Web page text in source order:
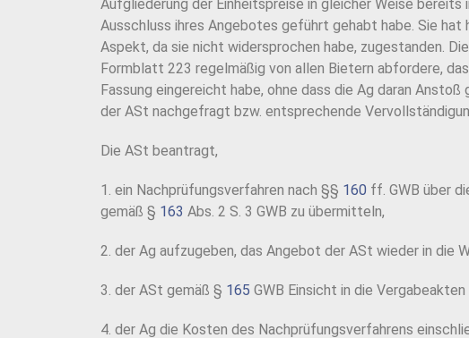
Aufgliederung der Einheitspreise in gleicher Weise
Ausschluss ihres Angebotes geführt gehabt habe. Sie hat
Aspekt, da sie nicht widersprochen habe, zugestanden.
Formblatt 223 regelmäßig von allen Bietern abfordere,
Fassung eingereicht habe, ohne dass die Ag daran
der ASt nachgefragt bzw. entsprechende
Die ASt beantragt,
1. ein Nachprüfungsverfahren nach §§ 160 ff. GWB über
gemäß § 163 Abs. 2 S. 3 GWB zu übermitteln,
2. der Ag aufzugeben, das Angebot der ASt wieder in die
3. der ASt gemäß § 165 GWB Einsicht in die Vergabeakten
4. der Ag die Kosten des Nachprüfungsverfahrens